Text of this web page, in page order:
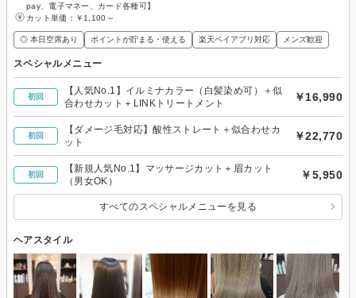
pay、電子マネー、カード各種可】
カット単価： ￥1,100～
◎ 本日空席あり ポイントが貯まる・使える 楽天ペイアプリ対応 メンズ歓迎
スペシャルメニュー
初回
【人気No.1】イルミナカラー（白髪染め可）＋似
合わせカット＋LINKトリートメント
￥16,990
初回
【ダメージ毛対応】酸性ストレート＋似合わせカ
ット
￥22,770
初回
【新規人気No.1】マッサージカット＋眉カット
（男女OK）
￥5,950
すべてのスペシャルメニューを見る
ヘアスタイル